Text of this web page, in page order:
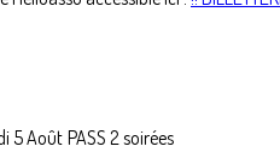
5 Août PASS 2 soirées